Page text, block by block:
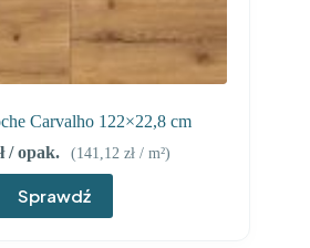
Carvalho 122×22,8 cm
/ opak. (141,12 zł/ m²)
Sprawdź